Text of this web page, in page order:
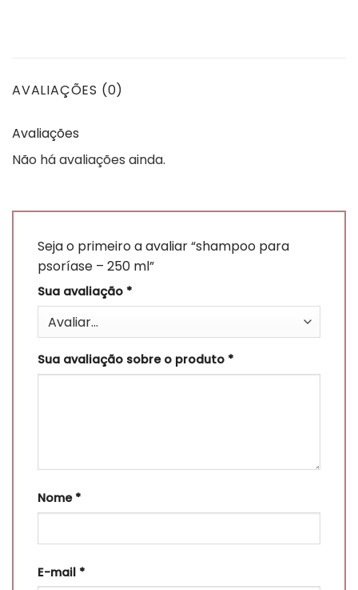
AVALIAÇÕES (0)
Avaliações
Não há avaliações ainda.
Seja o primeiro a avaliar “shampoo para
psoríase – 250 ml”
Sua avaliação *
Sua avaliação sobre o produto *
Nome *
E-mail *